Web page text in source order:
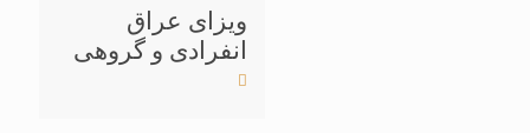
ویزای عراق
انفرادی و گروهی